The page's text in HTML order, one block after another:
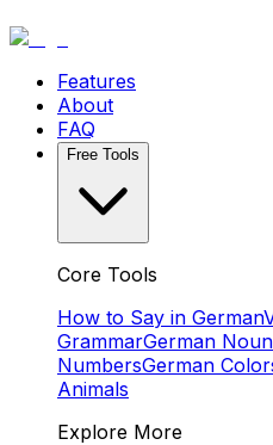
Features
About
FAQ
Free Tools
Core Tools
How to Say in German
GrammarGerman
NumbersGerman
Animals
Explore More